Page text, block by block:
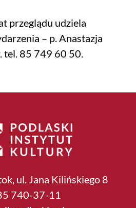
przeglądu udziela
– p. Anastazja
tel. 85 749 60 50.
ul. Jana Kilińskiego 8
740-37-11